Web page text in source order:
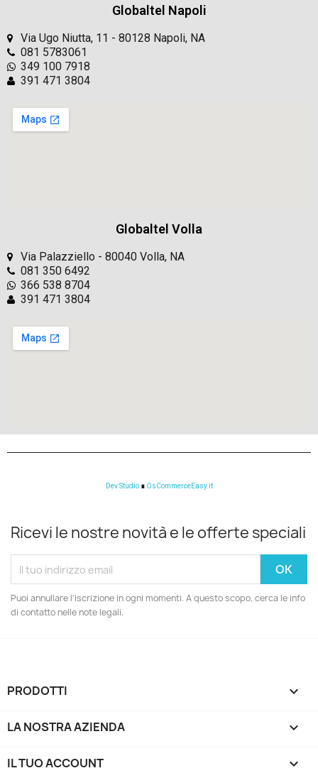
Globaltel Napoli
Via Ugo Niutta, 11 - 80128 Napoli, NA
081 5783061
349 100 7918
391 471 3804
Globaltel Volla
Via Palazziello - 80040 Volla, NA
081 350 6492
366 538 8704
391 471 3804
Dev Studio ∎ OsCommerceEasy.it
Ricevi le nostre novità e le offerte speciali
Puoi annullare l'iscrizione in ogni momenti. A questo scopo, cerca le info
di contatto nelle note legali.
PRODOTTI 
LA NOSTRA AZIENDA 
IL TUO ACCOUNT 